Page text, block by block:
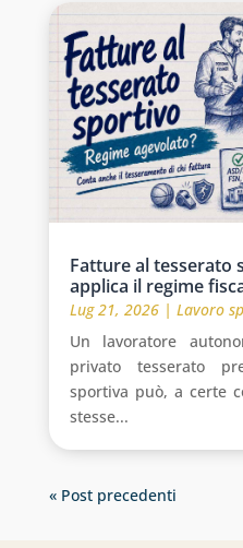
Fatture al tesserato
applica il regime
Lug 21, 2026| Lavoro
Un lavoratore
privato tesserato
sportiva può, a certe
stesse...
« Post precedenti